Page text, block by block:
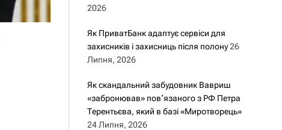
2026
Як ПриватБанк адаптує сервіси для
захисників і захисниць після полону 26
Липня, 2026
Як скандальний забудовник Вавриш
«забронював» повʼязаного з РФ Петра
Терентьєва, який в базі «Миротворець»
24 Липня, 2026